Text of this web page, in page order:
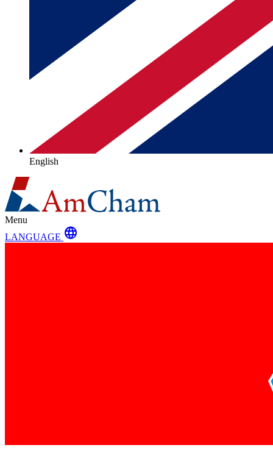
English
Menu
LANGUAGE language